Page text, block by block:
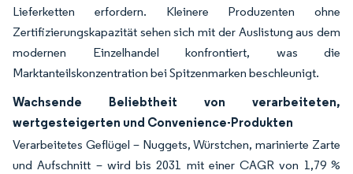
Lieferketten erfordern. Kleinere Produzenten ohne
Zertifizierungskapazität sehen sich mit der Auslistung aus dem
modernen Einzelhandel konfrontiert, was die
Marktanteilskonzentration bei Spitzenmarken beschleunigt.
Wachsende Beliebtheit von verarbeiteten,
wertgesteigerten und Convenience-Produkten
Verarbeitetes Geflügel – Nuggets, Würstchen, marinierte Zarte
und Aufschnitt – wird bis 2031 mit einer CAGR von 1,79 %